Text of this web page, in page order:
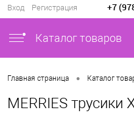
Вход Регистрация +7
Каталог товаров
Главная страница • Каталог
MERRIES трусики